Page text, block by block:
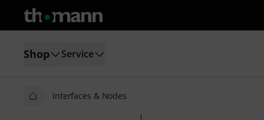
Shop Service
Interfaces & Nodes